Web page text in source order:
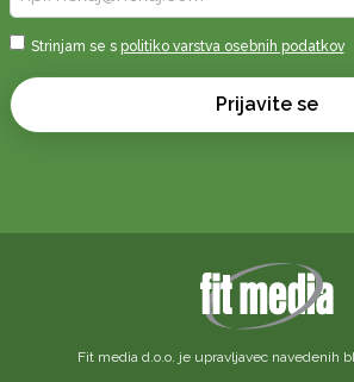
vaš
e-
Sprejmi
*
Strinjam se s politiko varstva osebnih podatkov
Prijavite se
Fit media d.o.o. je upravljavec navedenih